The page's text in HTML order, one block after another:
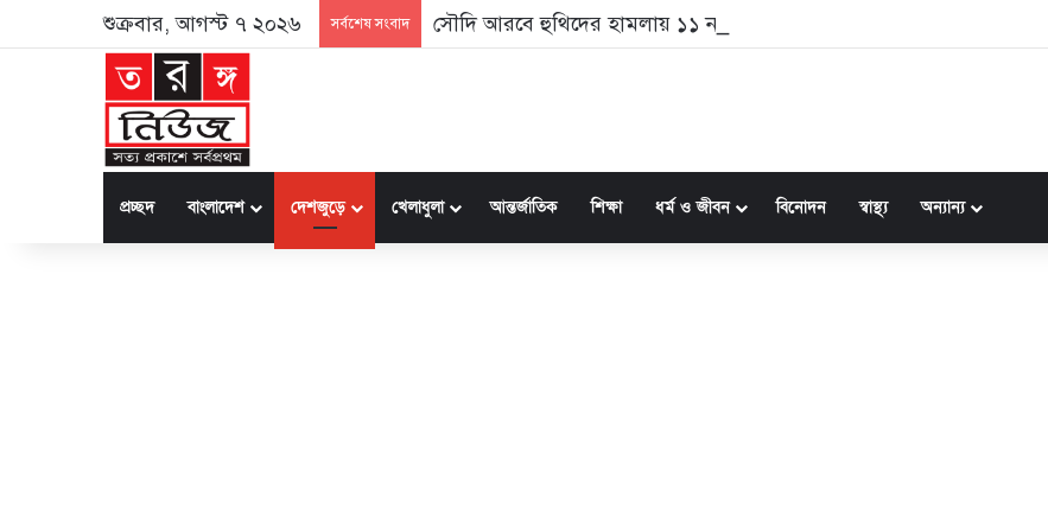
শুক্রবার, আগস্ট ৭ ২০২৬ সর্বশেষ সংবাদ সৌদি আরবে হুথিদের হামলায় ১১ নাগরিক আহত
প্রচ্ছদ বাংলাদেশ দেশজুড়ে খেলাধুলা আন্তর্জাতিক শিক্ষা ধর্ম ও জীবন বিনোদন স্বাস্থ্য অন্যান্য